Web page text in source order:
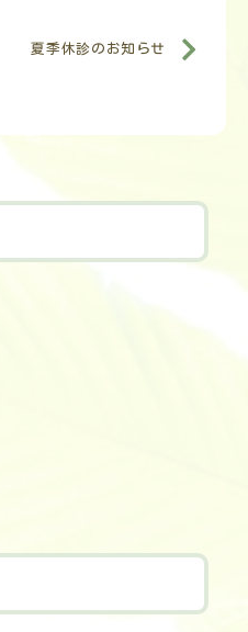
夏季休診のお知らせ